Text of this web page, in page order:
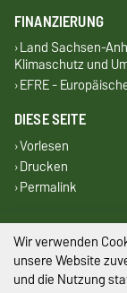
FINANZIERUNG
Land Sachsen-
Klimaschutz und
EFRE -
DIESE SEITE
Vorlesen
Drucken
Permalink
Wir verwenden
unsere Website
und die Nutzung